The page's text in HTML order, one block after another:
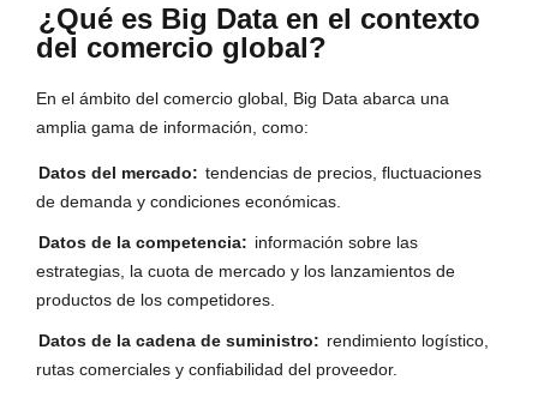
¿Qué es Big Data en el contexto
del comercio global?
En el ámbito del comercio global, Big Data abarca una
amplia gama de información, como:
Datos del mercado: tendencias de precios, fluctuaciones
de demanda y condiciones económicas.
Datos de la competencia: información sobre las
estrategias, la cuota de mercado y los lanzamientos de
productos de los competidores.
Datos de la cadena de suministro: rendimiento logístico,
rutas comerciales y confiabilidad del proveedor.